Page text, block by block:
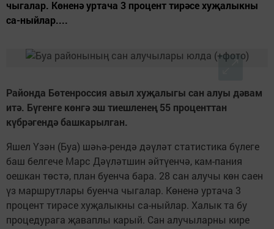
чыгалар. Көненә уртача 3 процент тирәсе хуҗалыкны
са-ныйлар....
Районда Бөтенроссия авыл хуҗалыгы сан алуы дәвам
итә. Бүгенге көнгә эш тиешленең 55 проценттан
күбрәгендә башкарылган.
Яшел Үзән (Буа) шәһә-рендә дәүләт статистика бүлеге
баш белгече Марс Дәүләтшин әйтүенчә, кам-пания
оешкан төстә, план буенча бара. 28 сан алучы көн саен
үз маршрутлары буенча чыгалар. Көненә уртача 3
процент тирәсе хуҗалыкны са-ныйлар. Халык та бу
процедурага җаваплы карый. Сан алучыларны кире